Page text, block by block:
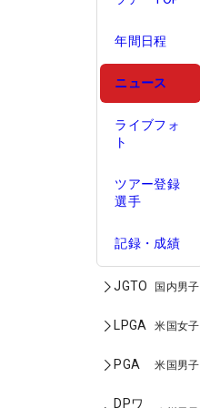
年間日程
ニュース
ライブフォ
ト
ツアー登録
選手
記録・成績
JGTO 国内男子
LPGA 米国女子
PGA 米国男子
DPワ